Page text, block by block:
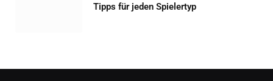
Tipps für jeden Spielertyp